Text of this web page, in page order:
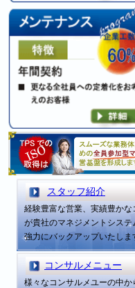
スタッフ紹介
経験豊富な営業、実績豊かな
が貴社のマネジメントシステ
強力にバックアップいたしま
コンサルメニュー
様々なコンサルメユーの中か